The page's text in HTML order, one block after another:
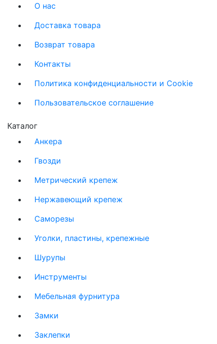
О нас
Доставка товара
Возврат товара
Контакты
Политика конфиденциальности и Cookie
Пользовательское соглашение
Каталог
Анкера
Гвозди
Метрический крепеж
Нержавеющий крепеж
Саморезы
Уголки, пластины, крепежные
Шурупы
Инструменты
Мебельная фурнитура
Замки
Заклепки